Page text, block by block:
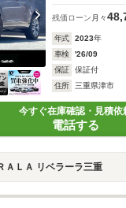
残価ローン 月々
年式 2023年
車検
'26/09
保証
保証付
住所
三重県津市
今すぐ在庫確認・見積依
電話する
ＡＬＡ リベラーラ三重